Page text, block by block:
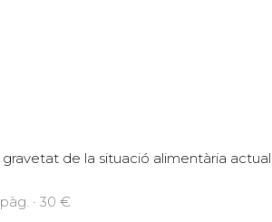
de la situació alimentària
· 30 €